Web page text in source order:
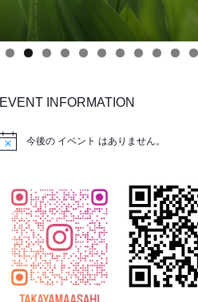
EVENT INFORMATION
今後の イベント はありません。